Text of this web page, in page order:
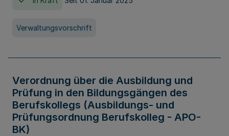
Verwaltungsvorschrift
Verordnung über die Ausbildung und
Prüfung in den Bildungsgängen des
Berufskollegs (Ausbildungs- und
Prüfungsordnung Berufskolleg - APO-
BK)